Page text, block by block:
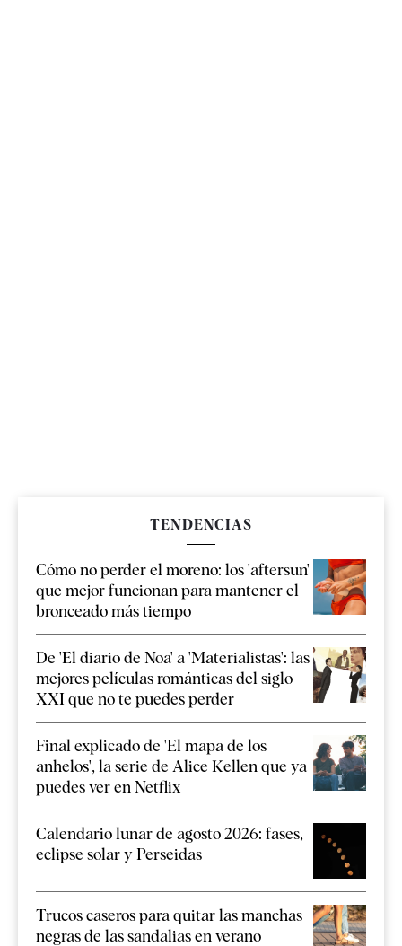
TENDENCIAS
Cómo no perder el moreno: los 'aftersun'
que mejor funcionan para mantener el
bronceado más tiempo
De 'El diario de Noa' a 'Materialistas': las
mejores películas románticas del siglo
XXI que no te puedes perder
Final explicado de 'El mapa de los
anhelos', la serie de Alice Kellen que ya
puedes ver en Netflix
Calendario lunar de agosto 2026: fases,
eclipse solar y Perseidas
Trucos caseros para quitar las manchas
negras de las sandalias en verano